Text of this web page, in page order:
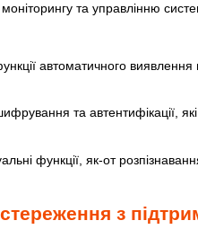
та управлінню
автоматичного
та автентифікації,
функції, як-от
з